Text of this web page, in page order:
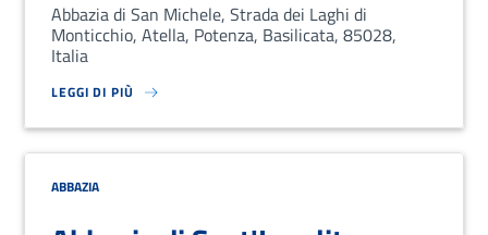
Abbazia di San Michele, Strada dei Laghi di
Monticchio, Atella, Potenza, Basilicata, 85028,
Italia
LEGGI DI PIÙ
SU LOREM IPSUM DOLOR SIT AMET, CONSECTETUR ADIPISCING
ABBAZIA